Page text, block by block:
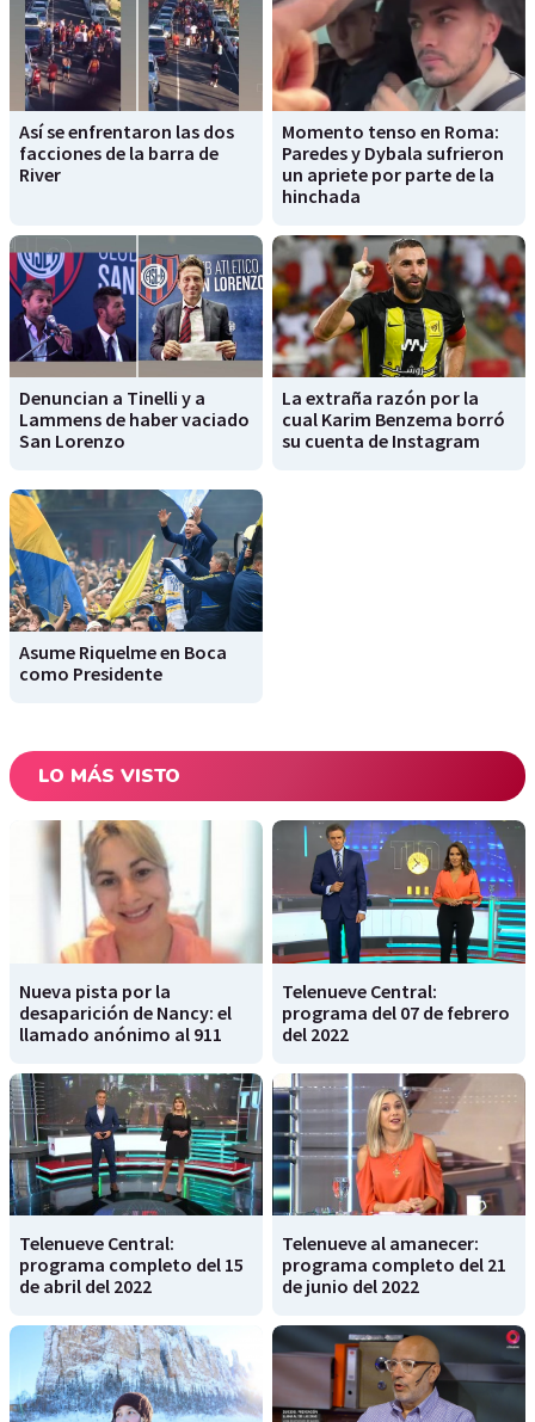
Así se enfrentaron las dos
facciones de la barra de
River
Momento tenso en Roma:
Paredes y Dybala sufrieron
un apriete por parte de la
hinchada
Denuncian a Tinelli y a
Lammens de haber vaciado
San Lorenzo
La extraña razón por la
cual Karim Benzema borró
su cuenta de Instagram
Asume Riquelme en Boca
como Presidente
LO MÁS VISTO
Nueva pista por la
desaparición de Nancy: el
llamado anónimo al 911
Telenueve Central:
programa del 07 de febrero
del 2022
Telenueve Central:
programa completo del 15
de abril del 2022
Telenueve al amanecer:
programa completo del 21
de junio del 2022